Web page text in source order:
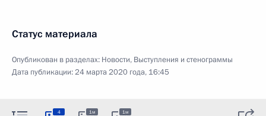
Статус материала
Опубликован в разделах: Новости, Выступления и стенограммы
Дата публикации:24 марта 2020 года, 16:45
4 1м 1м